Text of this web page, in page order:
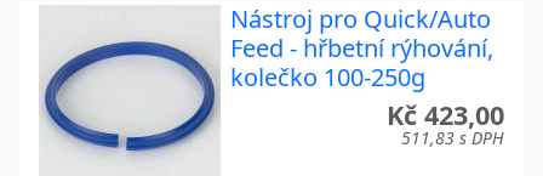
Nástroj pro Quick/Auto
Feed - hřbetní rýhování,
kolečko 100-250g
Kč 423,00
511,83 s DPH